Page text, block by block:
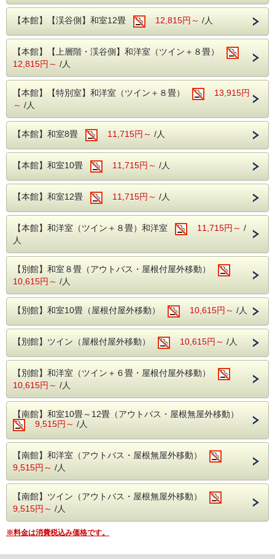
夕食時は生ビールやサワーなどのアルコールも飲み放題なの
で、パパとママも日頃のご褒美にカンパイ！
館内施設：家族の絆が深まる、無料アクティビティ
みんなでワイワイ大盛り上がり！
お気に入りの曲を熱唱できる「カラオケ」や、温泉旅行の定
～周辺のおすすめファミリー観光スポット～
ホテルを拠点に、鬼怒川の大人気スポットへGO！
分）
変身体験や、迫力満点の忍者アクションショーは、お子様が
可愛いおさるさんたちの知的なショーや、カピバラ、ペンギ
と間近で出会える体験にお子様もニッコリ笑顔に！
館内の無料アクティビティから、みんなが大満足のバイキン
グ、そして周辺観光まで、このプランなら家族旅行の「楽し
い」がすべて完結！
日常の慌ただしさを少しだけ忘れて、お子様のきらきらした
んか？
当館で人気のある、「会席料理プラン」のご
案内です。
通常のご夕食はバイキング形式ですが、本プ
ランでお申し込みのお客様に限り、別会場に
て、料理長こだわりの会席料理をゆったりと
お楽しみいただけます。
お席はすべて【おめしあがりやすいイステー
ブル席（指定席）】をご用意。
バイキングのように歩き回る必要がないた
め、足腰に不安のある方も安心です。
周りを気にすることなく、ひと品ひと品、会
席料理を心ゆくまでご堪能ください。
・お料理を引き立てる、こだわりの厳選酒
会席料理の醍醐味であるお酒も、豊富に取り
揃えております。
本プランのお客様限定
で「ワイン」や「梅酒」もご用意いたしまし
た。
追加料金を気にせずお好きなものをお好きな
だけ、お料理とのマリアージュをお楽しみく
ださい。
※朝食は、お好きなものをお好きなだけ楽し
※お客様へのお知らせ※
夕食のお時間は【18：00～】・【18：30
～】でお選びいただきます。(夕食時間90分)
肌に優しい柔らかな湯ざわりで、冷え性や日
頃の疲労回復に効果抜群です。湯上がりのポ
カポカ感が長く続きます。
【本館】【渓谷側】和室12畳 12,815円～ /人
【本館】【上層階・渓谷側】和洋室（ツイン＋８畳）
12,815円～ /人
【本館】【特別室】和洋室（ツイン＋８畳）
13,915円
～ /人
【本館】和室8畳 11,715円～ /人
【本館】和室10畳 11,715円～ /人
【本館】和室12畳 11,715円～ /人
【本館】和洋室（ツイン＋８畳）和洋室 11,715円～ /
人
【別館】和室８畳（アウトバス・屋根付屋外移動）
10,615円～ /人
【別館】和室10畳（屋根付屋外移動） 10,615円～ /人
【別館】ツイン（屋根付屋外移動） 10,615円～ /人
【別館】和洋室（ツイン＋６畳・屋根付屋外移動）
10,615円～ /人
【南館】和室10畳～12畳（アウトバス・屋根無屋外移動）
9,515円～ /人
【南館】和洋室（アウトバス・屋根無屋外移動）
9,515円～ /人
【南館】ツイン（アウトバス・屋根無屋外移動）
9,515円～ /人
※料金は消費税込み価格です。